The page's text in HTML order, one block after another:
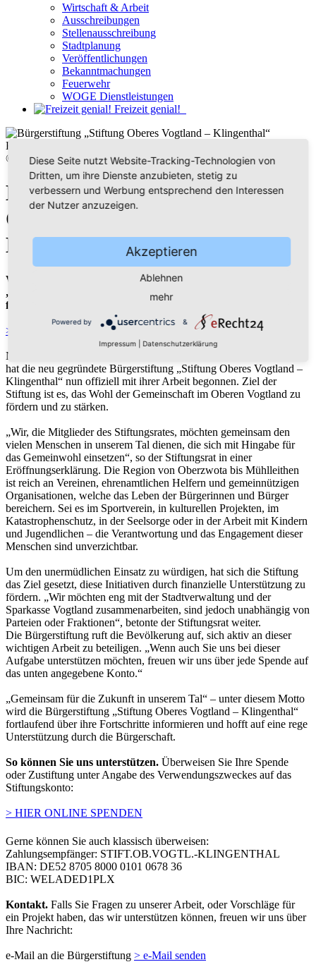
Wirtschaft & Arbeit
Ausschreibungen
Stellenausschreibung
Stadtplanung
Veröffentlichungen
Bekanntmachungen
Feuerwehr
WOGE Dienstleistungen
Freizeit genial!
Kirche und Rathaus über dem Marktplatz in Klingenthal
© TL
Bürgerstiftung „Stiftung
Oberes Vogtland –
Klingenthal“
Weil mir die Heimat am Herzen liegt! Die Bürgerstiftung
„Stiftung Oberes Vogtland – Klingenthal“: Ein neuer Anfang
für unsere Gemeinschaft
> JETZT ONLINE SPENDEN
Nach dem einstimmigen Beschluss des Stadtrates, am 23.09.2025,
hat die neu gegründete Bürgerstiftung „Stiftung Oberes Vogtland –
Klingenthal“ nun offiziell mit ihrer Arbeit begonnen. Ziel der
Stiftung ist es, das Wohl der Gemeinschaft im Oberen Vogtland zu
fördern und zu stärken.
„Wir, die Mitglieder des Stiftungsrates, möchten gemeinsam den
vielen Menschen in unserem Tal dienen, die sich mit Hingabe für
das Gemeinwohl einsetzen“, so der Stiftungsrat in einer
Eröffnungserklärung. Die Region von Oberzwota bis Mühlleithen
ist reich an Vereinen, ehrenamtlichen Helfern und gemeinnützigen
Organisationen, welche das Leben der Bürgerinnen und Bürger
bereichern. Sei es im Sportverein, in kulturellen Projekten, im
Katastrophenschutz, in der Seelsorge oder in der Arbeit mit Kindern
und Jugendlichen – die Verantwortung und das Engagement dieser
Menschen sind unverzichtbar.
Um den unermüdlichen Einsatz zu würdigen, hat sich die Stiftung
das Ziel gesetzt, diese Initiativen durch finanzielle Unterstützung zu
fördern. „Wir möchten eng mit der Stadtverwaltung und der
Sparkasse Vogtland zusammenarbeiten, sind jedoch unabhängig von
Parteien oder Fraktionen“, betonte der Stiftungsrat weiter.
Die Bürgerstiftung ruft die Bevölkerung auf, sich aktiv an dieser
wichtigen Arbeit zu beteiligen. „Wenn auch Sie uns bei dieser
Aufgabe unterstützen möchten, freuen wir uns über jede Spende auf
das unten angegebene Konto.“
„Gemeinsam für die Zukunft in unserem Tal“ – unter diesem Motto
wird die Bürgerstiftung „Stiftung Oberes Vogtland – Klingenthal“
fortlaufend über ihre Fortschritte informieren und hofft auf eine rege
Unterstützung durch die Bürgerschaft.
So können Sie uns unterstützen. Überweisen Sie Ihre Spende
oder Zustiftung unter Angabe des Verwendungszweckes auf das
Stiftungskonto:
> HIER ONLINE SPENDEN
Gerne können Sie auch klassisch überweisen:
Zahlungsempfänger: STIFT.OB.VOGTL.-KLINGENTHAL
IBAN: DE52 8705 8000 0101 0678 36
BIC: WELADED1PLX
Kontakt. Falls Sie Fragen zu unserer Arbeit, oder Vorschläge für
ein Projekt haben, das wir unterstützen können, freuen wir uns über
Ihre Nachricht:
e-Mail an die Bürgerstiftung > e-Mail senden
Diese Seite nutzt Website-Tracking-Technologien von
Dritten, um ihre Dienste anzubieten, stetig zu
verbessern und Werbung entsprechend den Interessen
der Nutzer anzuzeigen.
Akzeptieren
Ablehnen
mehr
Powered by &
Impressum Datenschutzerklärung